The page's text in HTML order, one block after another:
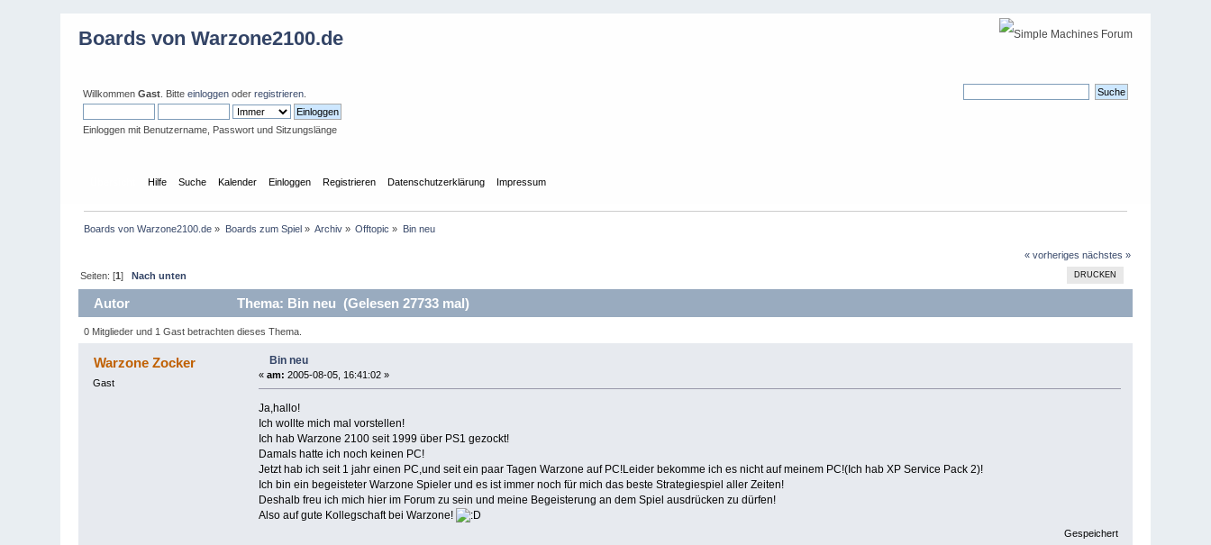
Boards von Warzone2100.de
WillkommenGast . Bitteeinloggen oderregistrieren
Einloggen mit Benutzername, Passwort und Sitzungslänge
Hilfe Suche Kalender Einloggen Registrieren Datenschutzerklärung Impressum
Boards von Warzone2100.de » Boards zum Spiel» Archiv » Offtopic » Bin neu
« vorheriges nächstes »
DRUCKEN
Seiten: [1]Nach unten
Autor Thema: Bin neu (Gelesen 27733 mal)
0 Mitglieder und 1 Gast betrachten dieses Thema.
Warzone Zocker
Gast
Bin neu
« am: 2005-08-05, 16:41:02 »
Ja,hallo!
Ich wollte mich mal vorstellen!
Ich hab Warzone 2100 seit 1999 über PS1 gezockt!
Damals hatte ich noch keinen PC!
Jetzt hab ich seit 1 jahr einen PC,und seit ein paar Tagen Warzone auf PC!Leider bekomme ich es nicht auf meinem PC!(Ich hab XP Service Pack 2)!
Ich bin ein begeisteter Warzone Spieler und es ist immer noch für mich das beste Strategiespiel aller Zeiten!
Deshalb freu ich mich hier im Forum zu sein und meine Begeisterung an dem Spiel ausdrücken zu dürfen!
Also auf gute Kollegschaft bei Warzone!
Gespeichert